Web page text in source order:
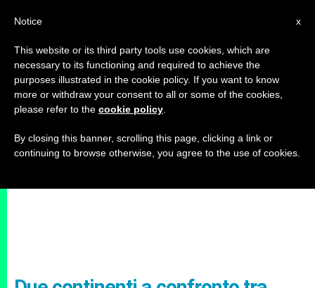
x
Notice
This website or its third party tools use cookies, which are
necessary to its functioning and required to achieve the
purposes illustrated in the cookie policy. If you want to know
more or withdraw your consent to all or some of the cookies,
please refer to the cookie policy
By closing this banner, scrolling this page, clicking a link or
continuing to browse otherwise, you agree to the use of cookies.